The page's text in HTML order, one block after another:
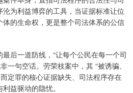
为利益博弈的工具，当证据标准让位
的生命权，更是整个司法体系的公信
后一道防线，“让每个公民在每一个司
一句空话。劳荣枝案中，其 “被诱骗、
定罪的核心证据缺失、司法程序存在
益驱动的隐忧。
-85.91 -0.60%